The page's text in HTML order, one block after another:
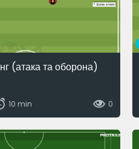
(атака та оборона)
10 min 0